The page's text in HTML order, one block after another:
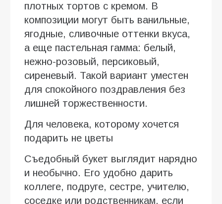
плотных тортов с кремом. В
композиции могут быть ванильные,
ягодные, сливочные оттенки вкуса,
а еще пастельная гамма: белый,
нежно-розовый, персиковый,
сиреневый. Такой вариант уместен
для спокойного поздравления без
лишней торжественности.
Для человека, которому хочется
подарить не цветы
Съедобный букет выглядит нарядно
и необычно. Его удобно дарить
коллеге, подруге, сестре, учителю,
соседке или родственникам, если